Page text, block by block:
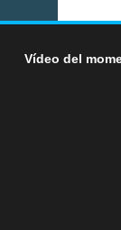
Vídeo del